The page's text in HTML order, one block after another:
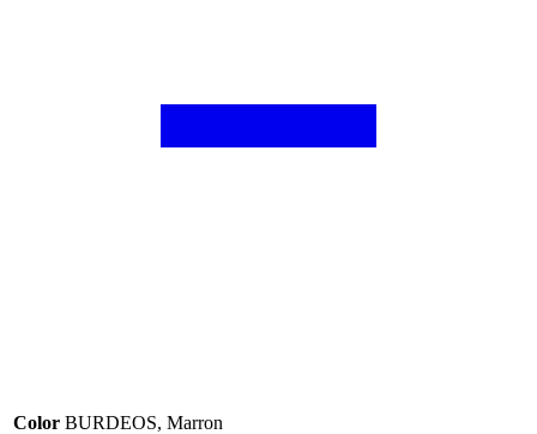
Color BURDEOS, Marron